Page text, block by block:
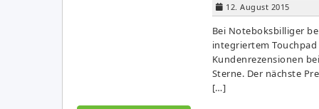
12. August 2015
Bei Noteboksbilliger
in­te­grier­tem
Kundenrezensionen
Sterne. Der nächste
[…]